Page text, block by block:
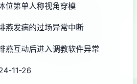
位第单人称视角穿模
燕发病的过场异常中断
燕互动后进入调教软件异常
11-26